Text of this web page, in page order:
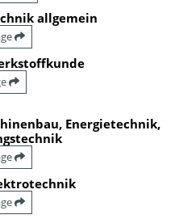
allgemein
Energietechnik,